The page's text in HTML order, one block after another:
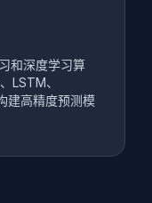
和深度学习算
LSTM、
建高精度预测模